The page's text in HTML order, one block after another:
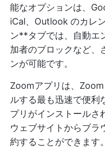
能なオプションは、
iCal、Outlook のカレ
ン**タブでは、自動エ
加者のブロックなど、
ンが可能です。
Zoomアプリは、
ルする最も迅速で便利
プリがインストールさ
ウェブサイトからブラ
約することができます。